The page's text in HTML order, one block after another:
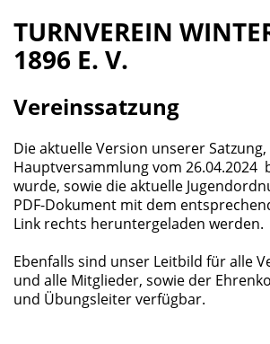
TURNVEREIN
1896 E. V.
Vereinssatzung
Die aktuelle Version unserer
Hauptversammlung vom 26.04.2024
wurde, sowie die aktuelle
PDF-Dokument mit dem
Link rechts heruntergeladen werden.
Ebenfalls sind unser Leitbild für alle
und alle Mitglieder, sowie der
und Übungsleiter verfügbar.